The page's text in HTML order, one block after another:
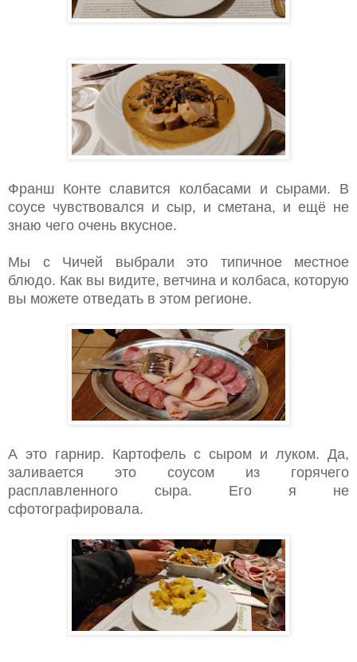
Франш Конте славится колбасами и сырами. В
соусе чувствовался и сыр, и сметана, и ещё не
знаю чего очень вкусное.
Мы с Чичей выбрали это типичное местное
блюдо. Как вы видите, ветчина и колбаса, которую
вы можете отведать в этом регионе.
А это гарнир. Картофель с сыром и луком. Да,
заливается это соусом из горячего
расплавленного сыра. Его я не
сфотографировала.